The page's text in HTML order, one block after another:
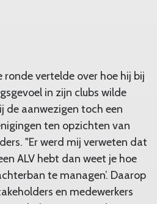
ronde vertelde over hoe hij bij
in zijn clubs wilde
de aanwezigen toch een
ten opzichten van
"Er werd mij verweten dat
ALV hebt dan weet je hoe
te managen’. Daarop
en medewerkers